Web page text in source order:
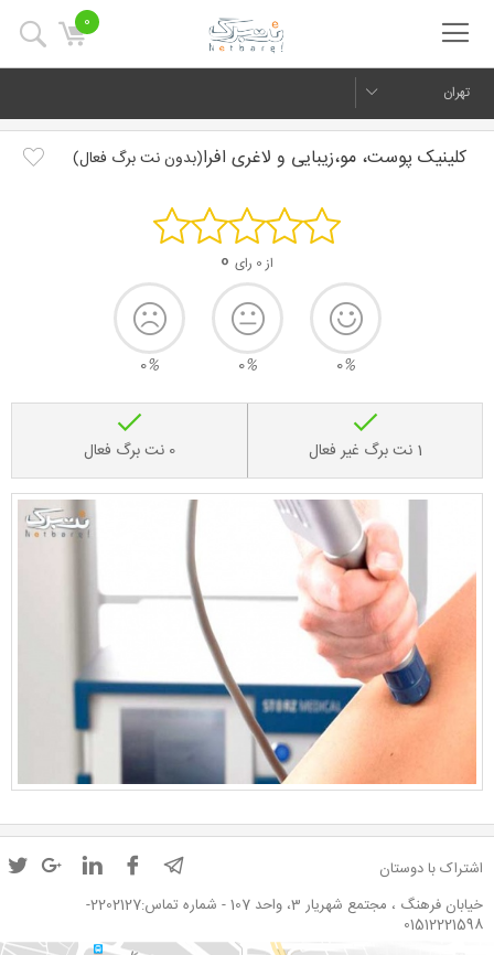
0
تهران
کلینیک پوست، مو،زیبایی و لاغری افرا(بدون نت برگ فعال)
از 0 رای 0
0%
0%
0%
1 نت برگ غیر فعال 0 نت برگ فعال
اشتراک با دوستان
خیابان فرهنگ ، مجتمع شهریار 3، واحد 107 - شماره تماس:2202127-
01512221598